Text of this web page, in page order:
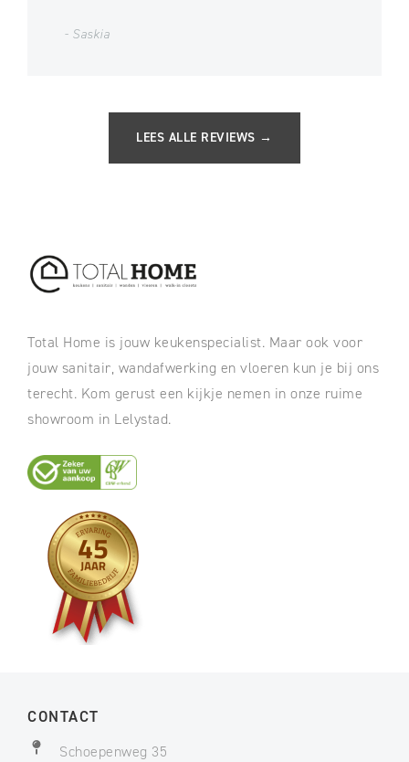
- Saskia
LEES ALLE REVIEWS →
Total Home is jouw keukenspecialist. Maar ook voor
jouw sanitair, wandafwerking en vloeren kun je bij ons
terecht. Kom gerust een kijkje nemen in onze ruime
showroom in Lelystad.
CONTACT
Schoepenweg 35